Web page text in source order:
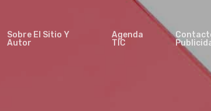
Sobre El Sitio Y
Autor
Agenda
TIC